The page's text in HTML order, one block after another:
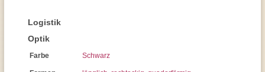
Logistik
Optik
Farbe Schwarz